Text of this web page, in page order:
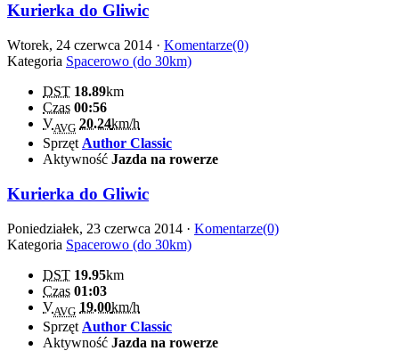
Kurierka do Gliwic
Wtorek, 24 czerwca 2014 · Komentarze(0)
Kategoria Spacerowo (do 30km)
DST 18.89km
Czas 00:56
VAVG 20.24km/h
Sprzęt Author Classic
Aktywność Jazda na rowerze
Kurierka do Gliwic
Poniedziałek, 23 czerwca 2014 · Komentarze(0)
Kategoria Spacerowo (do 30km)
DST 19.95km
Czas 01:03
VAVG 19.00km/h
Sprzęt Author Classic
Aktywność Jazda na rowerze